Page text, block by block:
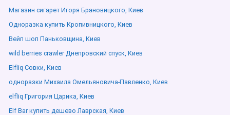
Магазин сигарет Игоря Брановицкого, Киев
Одноразка купить Кропивницкого, Киев
Вейп шоп Паньковщина, Киев
wild berries crawler Днепровский спуск, Киев
Elfliq Совки, Киев
одноразки Михаила Омельяновича-Павленко, Киев
elfliq Григория Царика, Киев
Elf Bar купить дешево Лаврская, Киев